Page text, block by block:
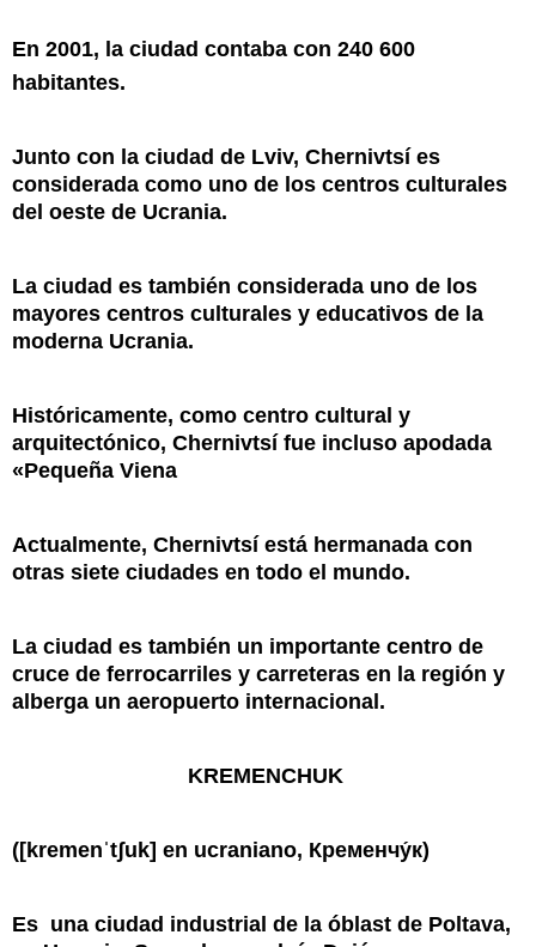
En 2001, la ciudad contaba con 240 600
habitantes.
Junto con la ciudad de Lviv, Chernivtsí es
considerada como uno de los centros culturales
del oeste de Ucrania.
La ciudad es también considerada uno de los
mayores centros culturales y educativos de la
moderna Ucrania.
Históricamente, como centro cultural y
arquitectónico, Chernivtsí fue incluso apodada
«Pequeña Viena
Actualmente, Chernivtsí está hermanada con
otras siete ciudades en todo el mundo.
La ciudad es también un importante centro de
cruce de ferrocarriles y carreteras en la región y
alberga un aeropuerto internacional.
KREMENCHUK
([kremenˈtʃuk] en ucraniano, Кременчу́к)
Es una ciudad industrial de la óblast de Poltava,